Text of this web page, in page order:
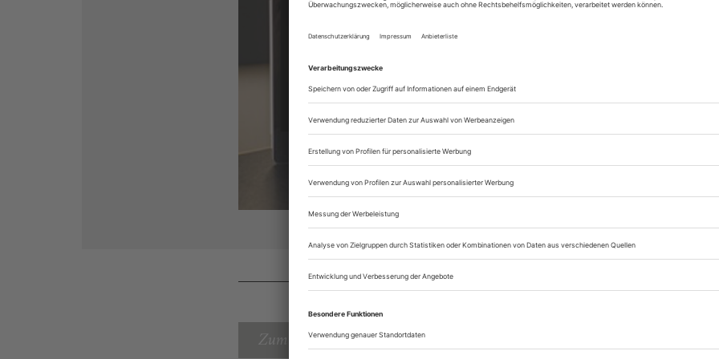
Lesegenuss auf
Sie können alle Vorteile
sofort nutzen
Digital-Abo testen
Zum Inhaltsverzeichnis